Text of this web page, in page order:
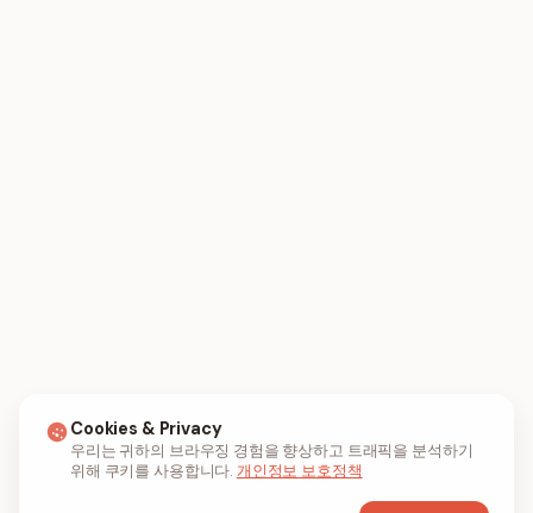
Cookies & Privacy
우리는 귀하의 브라우징 경험을 향상하고 트래픽을 분석하기
위해 쿠키를 사용합니다. 개인정보 보호정책